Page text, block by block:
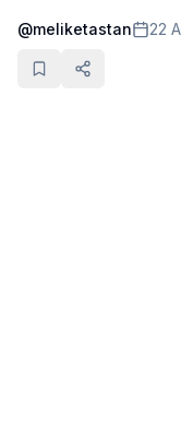
Siyaset ve Tarih
Hayvan Hakları
@meliketastan 22